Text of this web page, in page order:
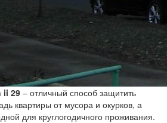
ii 29 – отличный способ защитить
квартиры от мусора и окурков, а
для круглогодичного проживания.